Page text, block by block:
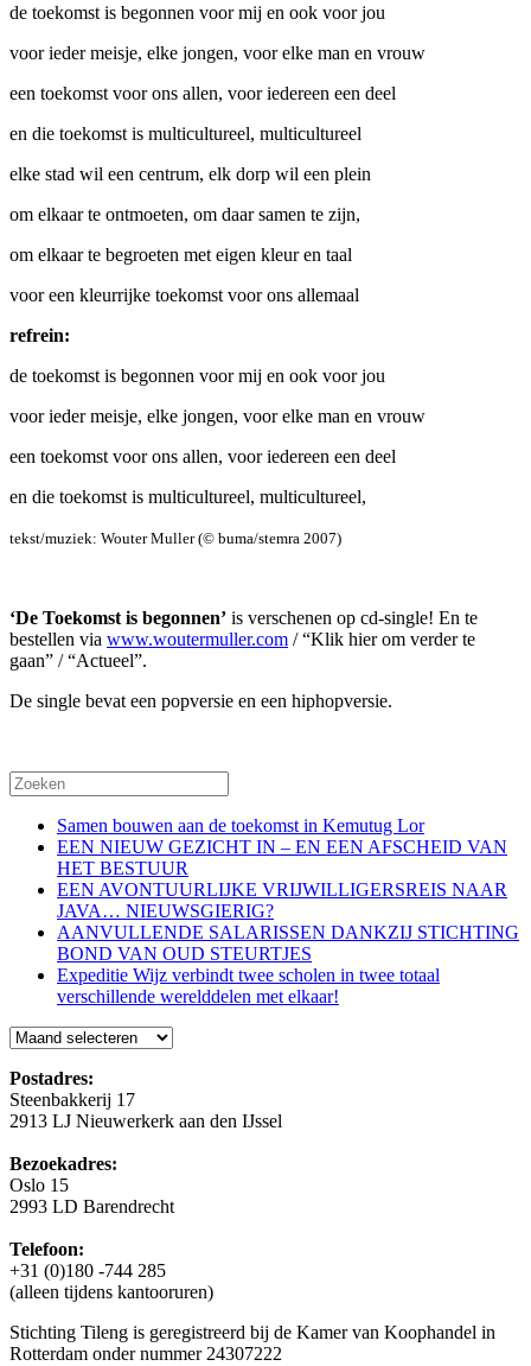
de toekomst is begonnen voor mij en ook voor jou
voor ieder meisje, elke jongen, voor elke man en vrouw
een toekomst voor ons allen, voor iedereen een deel
en die toekomst is multicultureel, multicultureel
elke stad wil een centrum, elk dorp wil een plein
om elkaar te ontmoeten, om daar samen te zijn,
om elkaar te begroeten met eigen kleur en taal
voor een kleurrijke toekomst voor ons allemaal
refrein:
de toekomst is begonnen voor mij en ook voor jou
voor ieder meisje, elke jongen, voor elke man en vrouw
een toekomst voor ons allen, voor iedereen een deel
en die toekomst is multicultureel, multicultureel,
tekst/muziek: Wouter Muller (© buma/stemra 2007)
‘De Toekomst is begonnen’ is verschenen op cd-single! En te
bestellen via www.woutermuller.com / “Klik hier om verder te
gaan” / “Actueel”.
De single bevat een popversie en een hiphopversie.
Samen bouwen aan de toekomst in Kemutug Lor
EEN NIEUW GEZICHT IN – EN EEN AFSCHEID VAN
HET BESTUUR
EEN AVONTUURLIJKE VRIJWILLIGERSREIS NAAR
JAVA… NIEUWSGIERIG?
AANVULLENDE SALARISSEN DANKZIJ STICHTING
BOND VAN OUD STEURTJES
Expeditie Wijz verbindt twee scholen in twee totaal
verschillende werelddelen met elkaar!
Blog
Postadres:
Steenbakkerij 17
2913 LJ Nieuwerkerk aan den IJssel
Bezoekadres:
Oslo 15
2993 LD Barendrecht
Telefoon:
+31 (0)180 -744 285
(alleen tijdens kantooruren)
Stichting Tileng is geregistreerd bij de Kamer van Koophandel in
Rotterdam onder nummer 24307222